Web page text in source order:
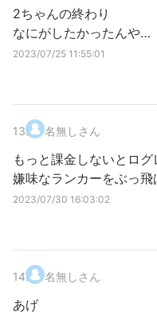
2ちゃんの終わり
なにがしたかったんや…
2023/07/25 11:55:01
13. 名無しさん
もっと課金しないとロ
嫌味なランカーをぶっ飛
2023/07/30 16:03:02
14. 名無しさん
あげ